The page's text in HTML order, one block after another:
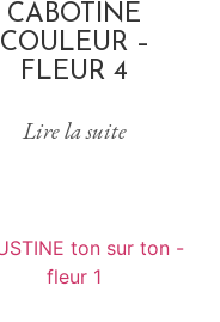
CABOTINE
COULEUR –
FLEUR 4
Lire la suite